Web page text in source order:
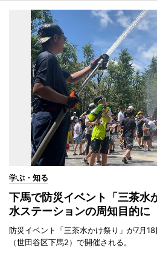
学ぶ・知る
下馬で防災イベント「三茶
水ステーションの周知目的に
防災イベント「三茶水かけ祭り」が7月18
（世田谷区下馬2）で開催される。